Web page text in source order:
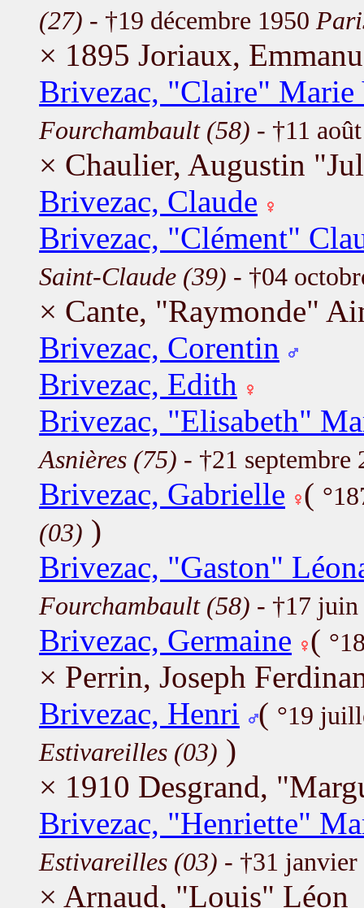
(27) - †19 décembre 1950
× 1895 Joriaux,
Brivezac, "Claire" Marie
Fourchambault (58) - †11
× Chaulier, Augustin
Brivezac, Claude
Brivezac, "Clément"
Saint-Claude (39) - †04
× Cante, "Raymonde"
Brivezac, Corentin
Brivezac, Edith
Brivezac, "Elisabeth"
Asnières (75) - †21 septembre
Brivezac, Gabrielle (
(03) )
Brivezac, "Gaston"
Fourchambault (58) - †17
Brivezac, Germaine (
× Perrin, Joseph
Brivezac, Henri
( °19
Estivareilles (03) )
× 1910 Desgrand,
Brivezac, "Henriette"
Estivareilles (03) - †31
× Arnaud, "Louis" Léon